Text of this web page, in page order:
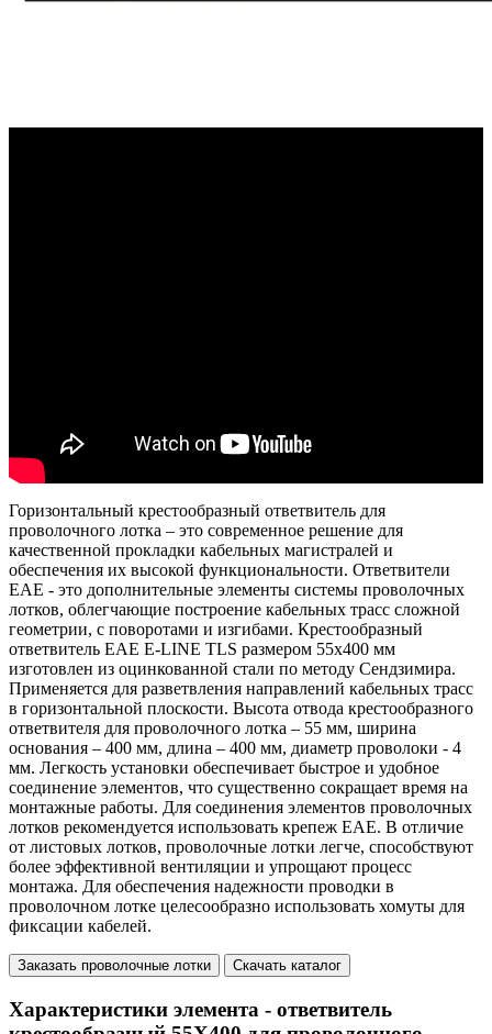
Горизонтальный крестообразный ответвитель для
проволочного лотка – это современное решение для
качественной прокладки кабельных магистралей и
обеспечения их высокой функциональности. Ответвители
EAE - это дополнительные элементы системы проволочных
лотков, облегчающие построение кабельных трасс сложной
геометрии, с поворотами и изгибами. Крестообразный
ответвитель ЕАЕ E-LINE TLS размером 55x400 мм
изготовлен из оцинкованной стали по методу Сендзимира.
Применяется для разветвления направлений кабельных трасс
в горизонтальной плоскости. Высота отвода крестообразного
ответвителя для проволочного лотка – 55 мм, ширина
основания – 400 мм, длина – 400 мм, диаметр проволоки - 4
мм. Легкость установки обеспечивает быстрое и удобное
соединение элементов, что существенно сокращает время на
монтажные работы. Для соединения элементов проволочныx
лотков рекомендуется использовать крепеж EAE. В отличие
от листовых лотков, проволочные лотки легче, способствуют
более эффективной вентиляции и упрощают процесс
монтажа. Для обеспечения надежности проводки в
проволочном лотке целесообразно использовать хомуты для
фиксации кабелей.
Заказать проволочные лотки Скачать каталог
Характеристики элемента - ответвитель